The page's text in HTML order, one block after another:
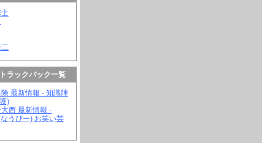
ラックバック一覧
最新情報 - 知識陣
)
西 最新情報 -
うぴー) お笑い芸